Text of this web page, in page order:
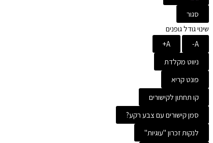
סגור
שינוי גודל גופנים
A-
A+
ניווט מקלדת
פונט קריא
קו תחתון לקישורים
סמן קישורים עם צבע רקע?
לנקות זכרון "עוגיות"